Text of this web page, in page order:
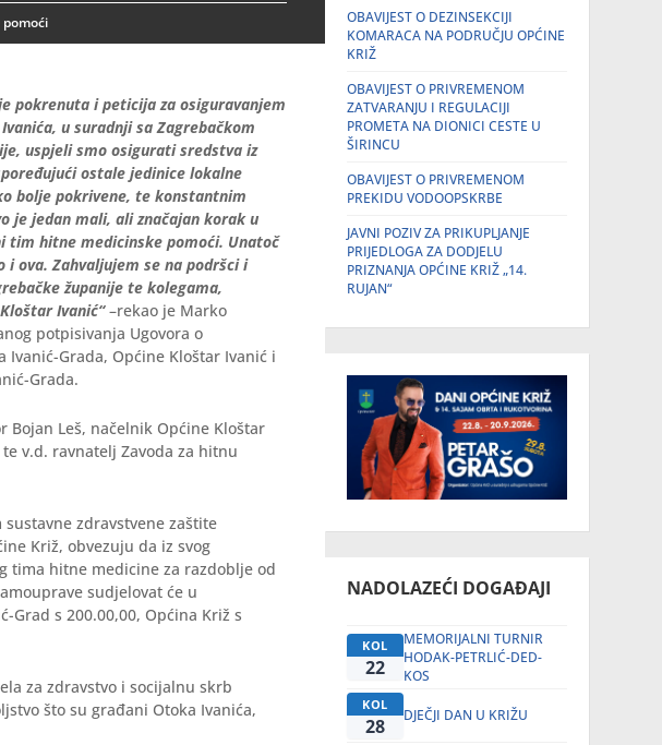
pokrenuta i peticija za osiguravanjem
u suradnji sa Zagrebačkom
uspjeli smo osigurati sredstva iz
ostale jedinice lokalne
bolje pokrivene, te konstantnim
je jedan mali, ali značajan korak u
tim hitne medicinske pomoći. Unatoč
ova. Zahvaljujem se na podršci i
županije te kolegama,
Ivanić“ –rekao je Marko
potpisivanja Ugovora o
Grada, Općine Kloštar Ivanić i
Grada.
Bojan Leš, načelnik Općine Kloštar
v.d. ravnatelj Zavoda za hitnu
zdravstvene zaštite
Križ, obvezuju da iz svog
tima hitne medicine za razdoblje od
sudjelovat će u
Grad s 200.00,00, Općina Križ s
za zdravstvo i socijalnu skrb
što su građani Otoka Ivanića,
OBAVIJEST O DEZINSEKCIJI
KOMARACA NA PODRUČJU OPĆINE
KRIŽ
OBAVIJEST O PRIVREMENOM
ZATVARANJU I REGULACIJI
PROMETA NA DIONICI CESTE U
ŠIRINCU
OBAVIJEST O PRIVREMENOM
PREKIDU VODOOPSKRBE
JAVNI POZIV ZA PRIKUPLJANJE
PRIJEDLOGA ZA DODJELU
PRIZNANJA OPĆINE KRIŽ „14.
RUJAN“
NADOLAZEĆI DOGAĐAJI
KOL
22
MEMORIJALNI TURNIR
HODAK-PETRLIĆ-DED-
KOS
KOL
28 DJEČJI DAN U KRIŽU